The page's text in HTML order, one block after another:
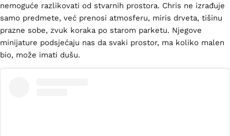
nemoguće razlikovati od stvarnih prostora. Chris ne izrađuje
samo predmete, već prenosi atmosferu, miris drveta, tišinu
prazne sobe, zvuk koraka po starom parketu. Njegove
minijature podsjećaju nas da svaki prostor, ma koliko malen
bio, može imati dušu.